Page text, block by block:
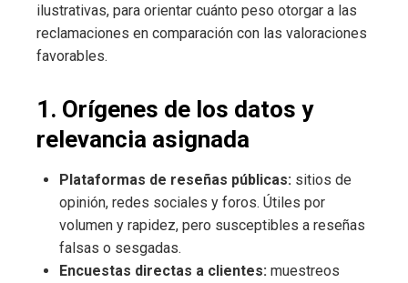
ilustrativas, para orientar cuánto peso otorgar a las
reclamaciones en comparación con las valoraciones
favorables.
1. Orígenes de los datos y
relevancia asignada
Plataformas de reseñas públicas: sitios de
opinión, redes sociales y foros. Útiles por
volumen y rapidez, pero susceptibles a reseñas
falsas o sesgadas.
Encuestas directas a clientes: muestreos